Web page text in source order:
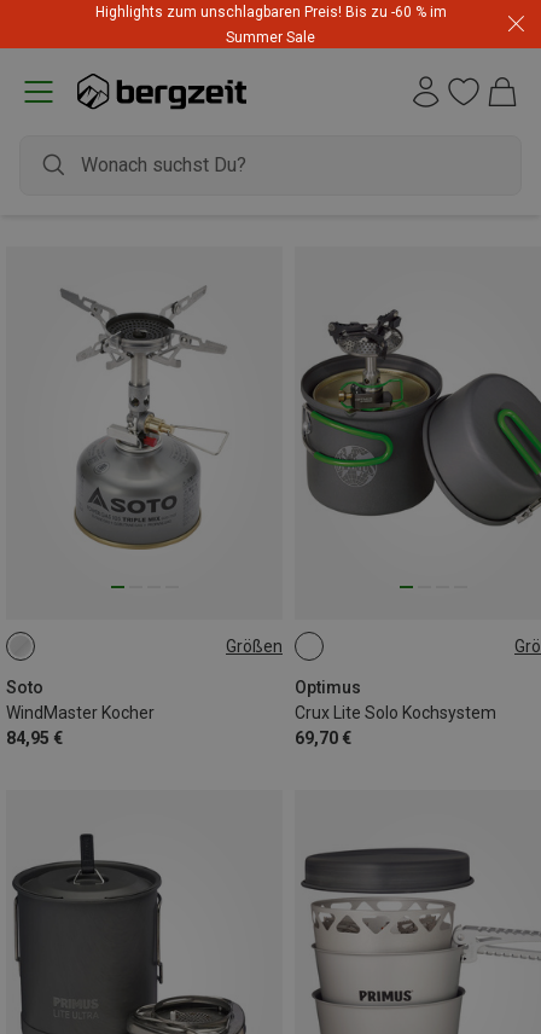
Highlights zum unschlagbaren Preis! Bis zu -60 % im
Summer Sale
Größen
Soto
WindMaster Kocher
84,95 €
ONE SIZE
Optimus
Crux Lite Solo Kochsystem
69,70 €
ONE SIZE